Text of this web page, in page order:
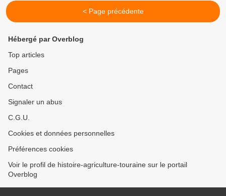
< Page précédente
Hébergé par Overblog
Top articles
Pages
Contact
Signaler un abus
C.G.U.
Cookies et données personnelles
Préférences cookies
Voir le profil de histoire-agriculture-touraine sur le portail
Overblog